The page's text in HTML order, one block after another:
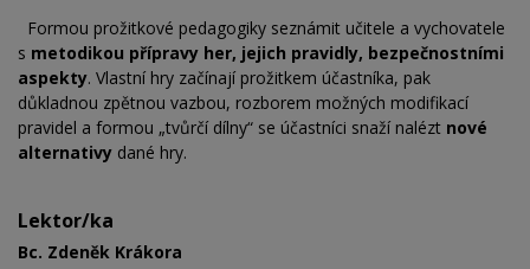
Formou prožitkové pedagogiky seznámit učitele a vychovatele
s metodikou přípravy her, jejich pravidly, bezpečnostními
aspekty. Vlastní hry začínají prožitkem účastníka, pak
důkladnou zpětnou vazbou, rozborem možných modifikací
pravidel a formou „tvůrčí dílny“ se účastníci snaží nalézt nové
alternativy dané hry.
Lektor/ka
Bc. Zdeněk Krákora